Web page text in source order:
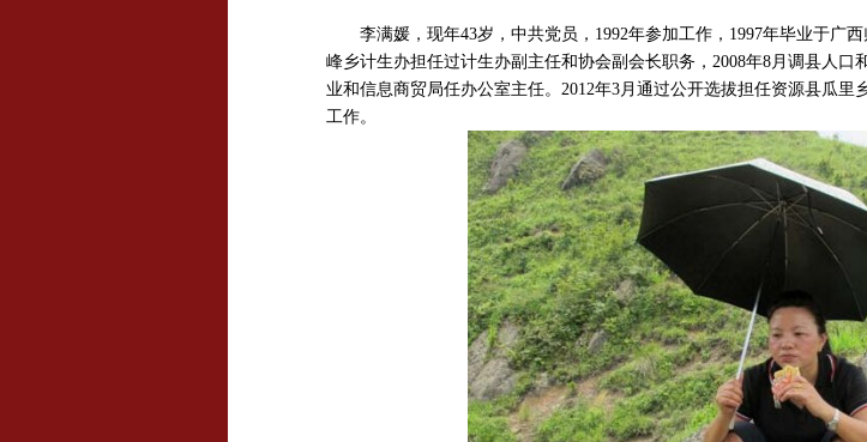
李满媛，现年43岁，中共党员，1992年参加工作，1997年毕业于广
峰乡计生办担任过计生办副主任和协会副会长职务，2008年8月调县人
业和信息商贸局任办公室主任。2012年3月通过公开选拔担任资源县瓜里
工作。